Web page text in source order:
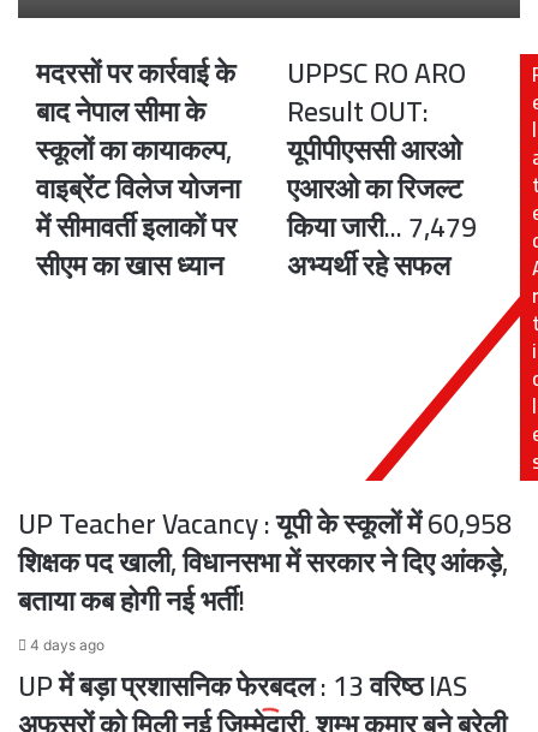
मदरसों
कार्रवाई
के
बाद
नेपाल
सीमा
के
स्कूलों
सीएम
खास
ध्यान
मदरसों पर कार्रवाई के
बाद नेपाल सीमा के
स्कूलों का कायाकल्प,
वाइब्रेंट विलेज योजना
में सीमावर्ती इलाकों पर
सीएम का खास ध्यान
UPPSC
ARO
Result
OUT:
यूपीपीएससी
आरओ
एआरओ
का
UPPSC RO ARO
Result OUT:
यूपीपीएससी आरओ
एआरओ का रिजल्ट
किया जारी... 7,479
अभ्यर्थी रहे सफल
l
r
i
l
UP Teacher Vacancy : यूपी के स्कूलों में 60,958
शिक्षक पद खाली, विधानसभा में सरकार ने दिए आंकड़े,
बताया कब होगी नई भर्ती!
4 days ago
UP में बड़ा प्रशासनिक फेरबदल : 13 वरिष्ठ IAS